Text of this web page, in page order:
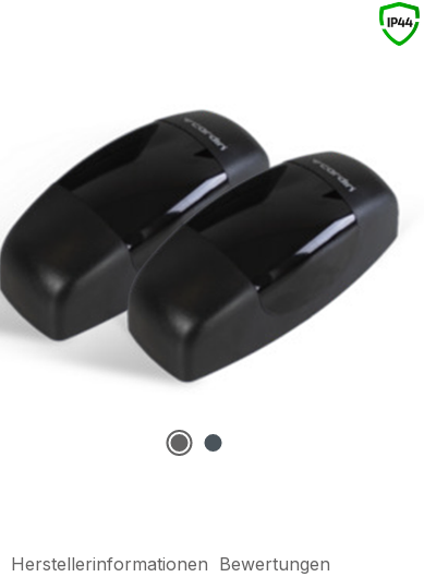
Herstellerinformationen Bewertungen